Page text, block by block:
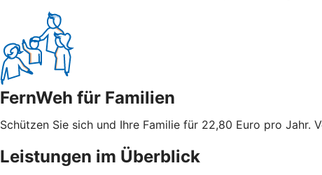
FernWeh für Familien
Schützen Sie sich und Ihre Familie für 22,80 Euro pro Jahr.
Leistungen im Überblick